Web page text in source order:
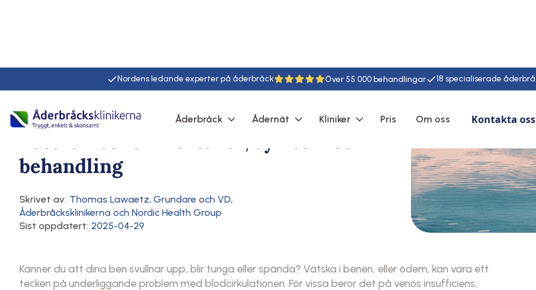
Nordens ledande experter på åderbråck 55 18
Åderbråck Ådernät Kliniker Pris Om oss Kontakta oss
Symtom på åderbråck Blodcirkulation och venhälsa Behandling av åderbråck
behandling
Skrivet av: Thomas Lawaetz, Grundare och VD,
Åderbråcksklinikerna och Nordic Health Group
Sist oppdatert: 2025-04-29
Känner du att dina ben svullnar upp, blir tunga eller spända? Vätska i benen, eller ödem, kan vara ett
tecken på underliggande problem med blodcirkulationen. För vissa beror det på venös insufficiens,